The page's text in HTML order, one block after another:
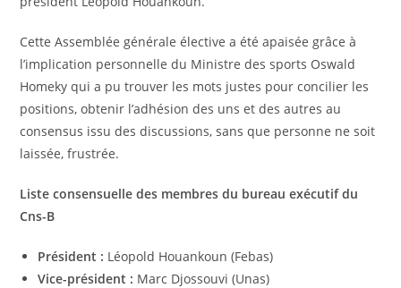
Cette Assemblée générale élective a été apaisée grâce à
l’implication personnelle du Ministre des sports Oswald
Homeky qui a pu trouver les mots justes pour concilier les
positions, obtenir l’adhésion des uns et des autres au
consensus issu des discussions, sans que personne ne soit
laissée, frustrée.
Liste consensuelle des membres du bureau exécutif du
Cns-B
Président : Léopold Houankoun (Febas)
Vice-président : Marc Djossouvi (Unas)